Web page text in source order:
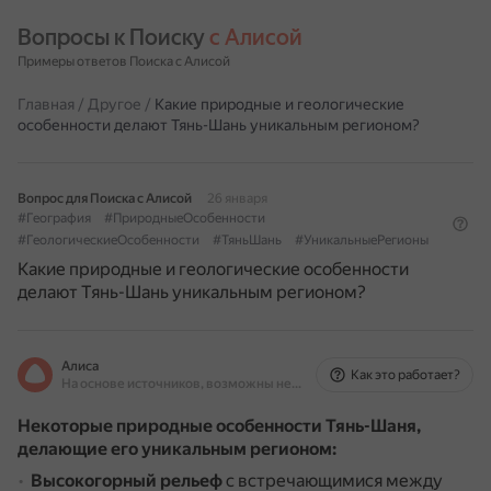
Вопросы к Поиску с Алисой
Примеры ответов Поиска с Алисой
Главная / Другое / Какие природные и геологические
особенности делают Тянь-Шань уникальным регионом?
Вопрос для Поиска с Алисой
26 января
#География
#ПриродныеОсобенности
#ГеологическиеОсобенности
#ТяньШань #УникальныеРегионы
Какие природные и геологические особенности
делают Тянь-Шань уникальным регионом?
Алиса
На основе источников, возможны неточности
Как это работает?
Некоторые природные особенности Тянь-Шаня,
делающие его уникальным регионом:
Высокогорный рельефс встречающимися между